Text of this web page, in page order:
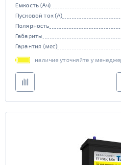
Емкость (Ач)
Пусковой ток (А)
Полярность
Габариты
Гарантия (мес)
наличие уточняйте у